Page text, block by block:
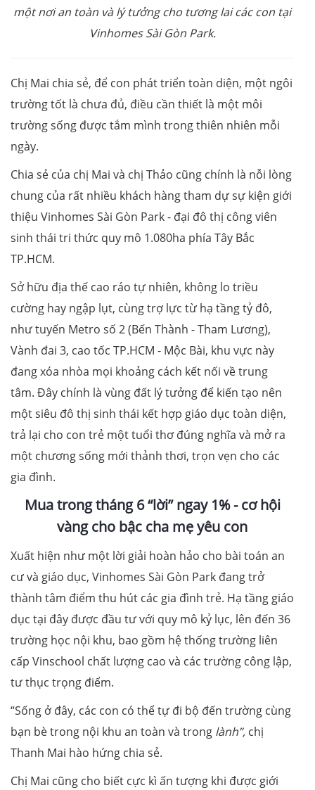
một nơi an toàn và lý tưởngcho tương laicác con tại
Vinhomes Sài Gòn Park.
Chị Mai chia sẻ, để con phát triển toàn diện, một ngôi
trường tốt là chưa đủ, điều cần thiết là một môi
trường sống được tắm mình trong thiên nhiên mỗi
ngày.
Chia sẻ của chị Mai và chị Thảo cũng chính là nỗi lòng
chung của rất nhiều khách hàng tham dự sự kiện giới
thiệu Vinhomes Sài Gòn Park - đại đô thị công viên
sinh thái tri thức quy mô 1.080ha phía Tây Bắc
TP.HCM.
Sở hữu địa thế cao ráo tự nhiên, không lo triều
cường hay ngập lụt, cùng trợ lực từ hạ tầng tỷ đô,
như tuyến Metro số 2 (Bến Thành - Tham Lương),
Vành đai 3, cao tốc TP.HCM - Mộc Bài, khu vực này
đang xóa nhòa mọi khoảng cách kết nối về trung
tâm. Đây chính là vùng đất lý tưởng để kiến tạo nên
một siêu đô thị sinh thái kết hợp giáo dục toàn diện,
trả lại cho con trẻ một tuổi thơ đúng nghĩa và mở ra
một chương sống mới thảnh thơi, trọn vẹn cho các
gia đình.
Mua trongtháng 6“lời” ngay 1%- cơ hội
vàng cho bậc cha mẹ yêu con
Xuất hiện như một lời giải hoàn hảo cho bài toán an
cư và giáo dục, Vinhomes Sài Gòn Park đang trở
thành tâm điểm thu hút các gia đình trẻ. Hạ tầng giáo
dục tại đây được đầu tư với quy mô kỷ lục, lên đến 36
trường học nội khu, bao gồm hệ thống trường liên
cấp Vinschool chất lượng cao và các trường công lập,
tư thục trọng điểm.
“Sống ở đây, các con có thể tự đi bộ đến trường cùng
bạn bè trong nội khu an toàn và trong lành”, chị
Thanh Mai hào hứng chia sẻ.
Chị Mai cũng cho biết cực kì ấn tượng khi được giới